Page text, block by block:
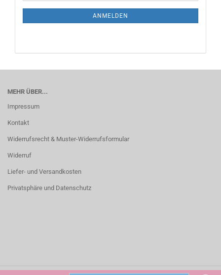
ANMELDEN
MEHR ÜBER...
Impressum
Kontakt
Widerrufsrecht & Muster-Widerrufsformular
Widerruf
Liefer- und Versandkosten
Privatsphäre und Datenschutz